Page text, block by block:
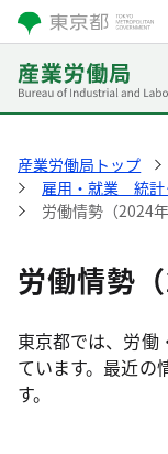
産業労働局トップ
雇用・就業 統計
労働情勢（2024
労働情勢
東京都では、労働
ています。最近の
す。